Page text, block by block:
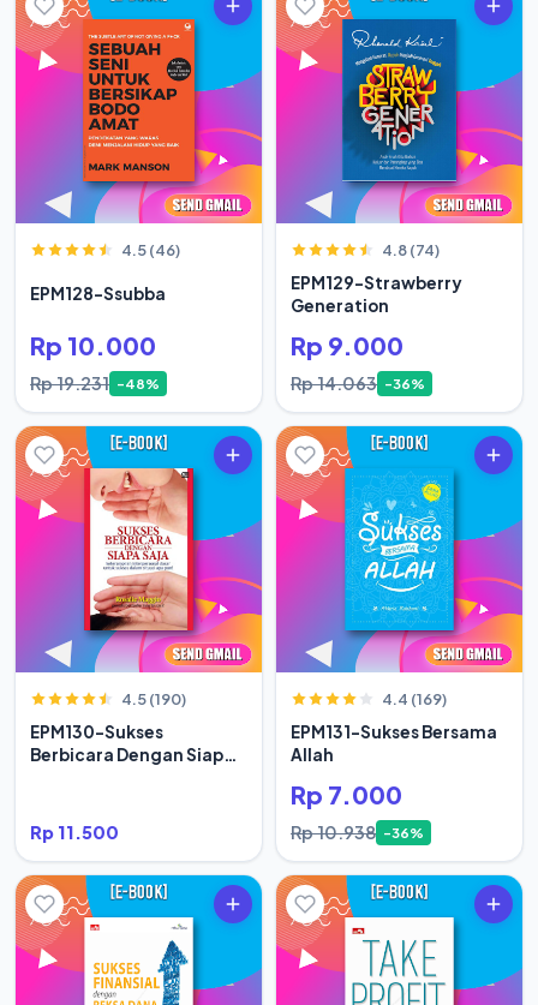
4.5 (46)
EPM128-Ssubba
Rp 10.000
Rp 19.231 -48%
4.8 (74)
EPM129-Strawberry
Generation
Rp 9.000
Rp 14.063 -36%
4.5 (190)
EPM130-Sukses
Berbicara Dengan Siapa
Rp 11.500
4.4 (169)
EPM131-Sukses Bersama
Allah
Rp 7.000
Rp 10.938 -36%